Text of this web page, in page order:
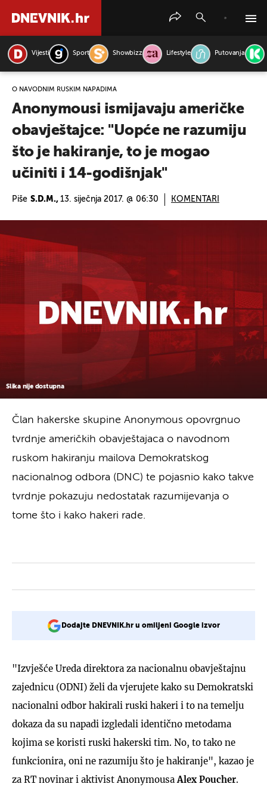
Vijesti Sport Showbizz Lifestyle Putovanja
O NAVODNIM RUSKIM NAPADIMA
Anonymousi ismijavaju američke
obavještajce: "Uopće ne razumiju
što je hakiranje, to je mogao
učiniti i 14-godišnjak"
Piše S.D.M., 13. siječnja 2017. @ 06:30 KOMENTARI
Slika nije dostupna
Član hakerske skupine Anonymous opovrgnuo
tvrdnje američkih obavještajaca o navodnom
ruskom hakiranju mailova Demokratskog
nacionalnog odbora (DNC) te pojasnio kako takve
tvrdnje pokazuju nedostatak razumijevanja o
tome što i kako hakeri rade.
Dodajte DNEVNIK.hr u omiljeni Google izvor
"Izvješće Ureda direktora za nacionalnu obavještajnu
zajednicu (ODNI) želi da vjerujete kako su Demokratski
nacionalni odbor hakirali ruski hakeri i to na temelju
dokaza da su napadi izgledali identično metodama
kojima se koristi ruski hakerski tim. No, to tako ne
funkcionira, oni ne razumiju što je hakiranje", kazao je
za RT novinar i aktivist Anonymousa Alex Poucher.
PRETRAŽITE VIJESTI